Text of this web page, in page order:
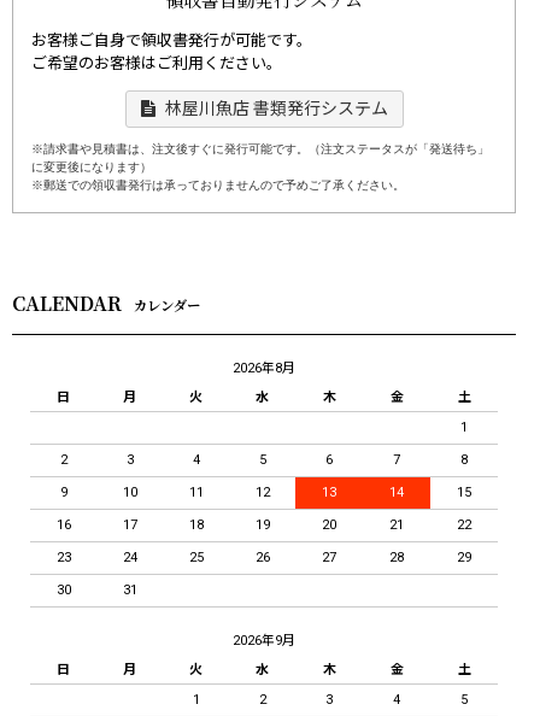
お客様ご自身で領収書発行が可能です。
ご希望のお客様はご利用ください。
林屋川魚店 書類発行システム
※請求書や見積書は、注文後すぐに発行可能です。（注文ステータスが「発送待ち」
に変更後になります）
※郵送での領収書発行は承っておりませんので予めご了承ください。
CALENDAR カレンダー
2026年8月
日
月 火 水 木 金
土
1
2 3 4 5 6 7 8
9 10 11 12 13 14 15
16 17 18 19 20 21 22
23 24 25 26 27 28 29
30 31
2026年9月
日
月 火 水 木 金
土
1
2 3 4 5